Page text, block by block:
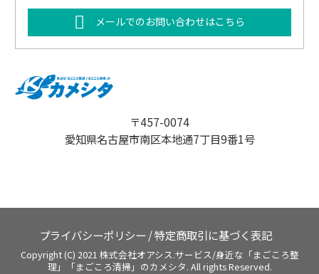
メールでのお問い合わせはこちら
〒457-0074
愛知県名古屋市南区本地通7丁目9番1号
プライバシーポリシー /特定商取引に基づく表記
Copyright (C) 2021 株式会社オアシス.サービス/身近な「まごころ整
理」「まごころ清掃」のカメシタ. All rights Reserved.